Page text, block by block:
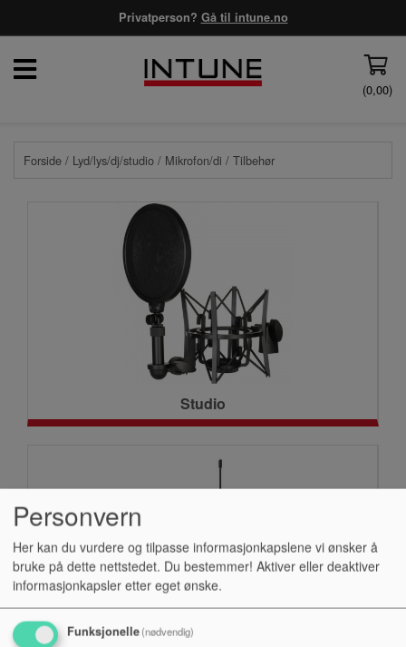
Privatperson? Gå til intune.no
(0,00)
Forside / Lyd/lys/dj/studio / Mikrofon/di / Tilbehør
Studio
Personvern
Her kan du vurdere og tilpasse informasjonkapslene vi ønsker å
bruke på dette nettstedet. Du bestemmer! Aktiver eller deaktiver
informasjonkapsler etter eget ønske.
Funksjonelle(nødvendig)